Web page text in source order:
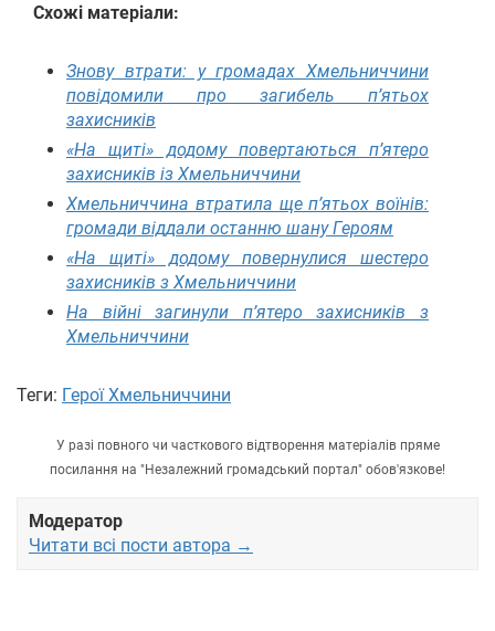
Схожі матеріали:
Знову втрати: у громадах Хмельниччини
повідомили про загибель п’ятьох
захисників
«На щиті» додому повертаються п’ятеро
захисників із Хмельниччини
Хмельниччина втратила ще п’ятьох воїнів:
громади віддали останню шану Героям
«На щиті» додому повернулися шестеро
захисників з Хмельниччини
На війні загинули п’ятеро захисників з
Хмельниччини
Теги: Герої Хмельниччини
У разі повного чи часткового відтворення матеріалів пряме
посилання на "Незалежний громадський портал" обов'язкове!
Модератор
Читати всі пости автора →